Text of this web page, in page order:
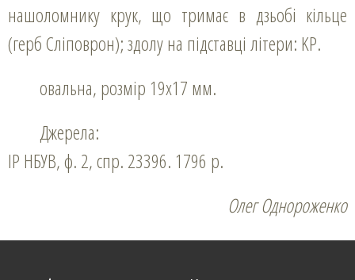
нашоломнику крук, що тримає в дзьобі кільце
(герб Сліповрон); здолу на підставці літери: KР.
овальна, розмір 19х17 мм.
Джерела:
ІР НБУВ, ф. 2, спр. 23396. 1796 р.
Олег Однороженко